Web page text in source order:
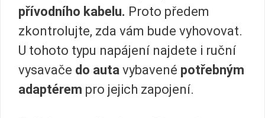
přívodního kabelu. Proto předem
zkontrolujte, zda vám bude vyhovovat.
U tohoto typu napájení najdete i ruční
vysavače do auta vybavené potřebným
adaptérem pro jejich zapojení.